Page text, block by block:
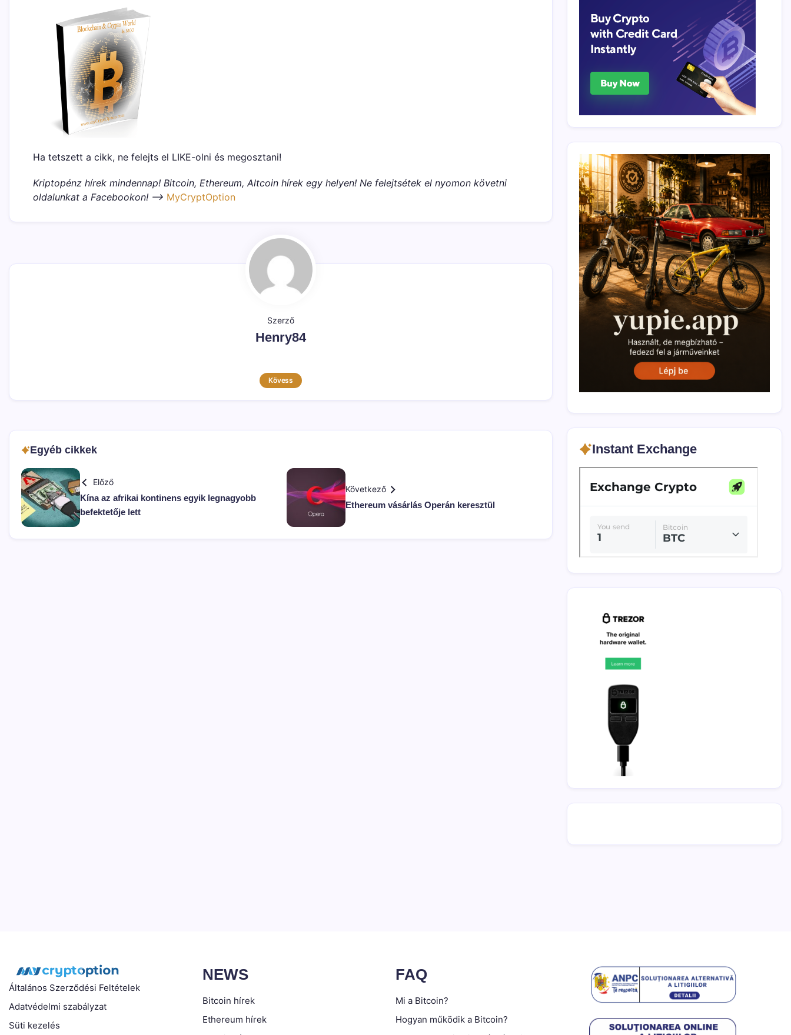
Ha tetszett a cikk, ne felejts el LIKE-olni és megosztani!
Kriptopénz hírek mindennap! Bitcoin, Ethereum, Altcoin hírek egy helyen! Ne felejtsétek el nyomon követni
oldalunkat a Facebookon! –> MyCryptOption
Szerző
Henry84
Kövess
Egyéb cikkek
Előző
Kína az afrikai kontinens egyik legnagyobb
befektetője lett
Következő
Ethereum vásárlás Operán keresztül
Instant Exchange
Általános Szerződési Feltételek
Adatvédelmi szabályzat
Süti kezelés
NEWS
Bitcoin hírek
Ethereum hírek
FAQ
Mi a Bitcoin?
Hogyan működik a Bitcoin?